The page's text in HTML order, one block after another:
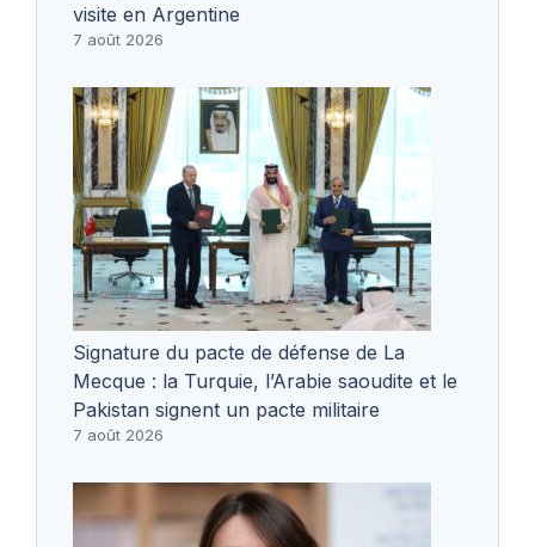
visite en Argentine
7 août 2026
Signature du pacte de défense de La
Mecque : la Turquie, l’Arabie saoudite et le
Pakistan signent un pacte militaire
7 août 2026